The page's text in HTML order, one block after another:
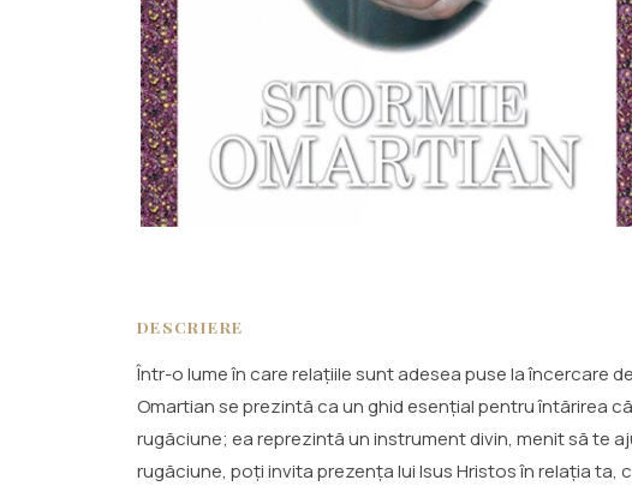
DESCRIERE
Într-o lume în care relațiile sunt adesea puse la încercare
Omartian se prezintă ca un ghid esențial pentru întărirea
rugăciune; ea reprezintă un instrument divin, menit să te
rugăciune, poți invita prezența lui Isus Hristos în relația